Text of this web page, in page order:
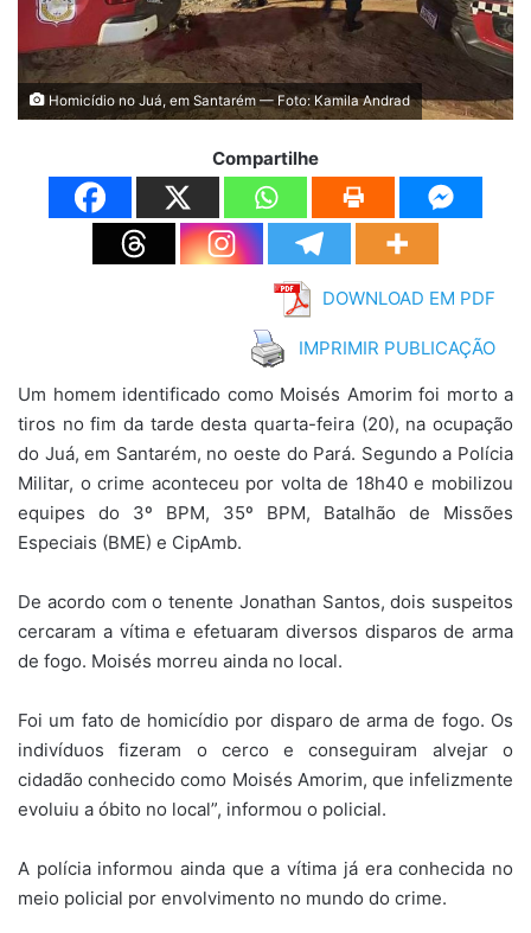
Homicídio no Juá, em Santarém — Foto: Kamila Andrad
Compartilhe
DOWNLOAD EM PDF
IMPRIMIR PUBLICAÇÃO
Um homem identificado como Moisés Amorim foi morto a
tiros no fim da tarde desta quarta-feira (20), na ocupação
do Juá, em Santarém, no oeste do Pará. Segundo a Polícia
Militar, o crime aconteceu por volta de 18h40 e mobilizou
equipes do 3º BPM, 35º BPM, Batalhão de Missões
Especiais (BME) e CipAmb.
De acordo com o tenente Jonathan Santos, dois suspeitos
cercaram a vítima e efetuaram diversos disparos de arma
de fogo. Moisés morreu ainda no local.
Foi um fato de homicídio por disparo de arma de fogo. Os
indivíduos fizeram o cerco e conseguiram alvejar o
cidadão conhecido como Moisés Amorim, que infelizmente
evoluiu a óbito no local”, informou o policial.
A polícia informou ainda que a vítima já era conhecida no
meio policial por envolvimento no mundo do crime.